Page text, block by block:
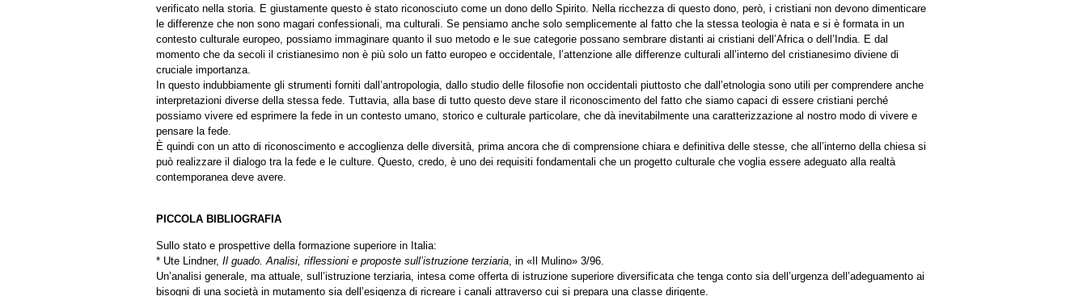
verificato nella storia. E giustamente questo è stato riconosciuto come un dono dello Spirito. Nella ricchezza di questo dono, però, i cristiani non devono dimenticare
le differenze che non sono magari confessionali, ma culturali. Se pensiamo anche solo semplicemente al fatto che la stessa teologia è nata e si è formata in un
contesto culturale europeo, possiamo immaginare quanto il suo metodo e le sue categorie possano sembrare distanti ai cristiani dell’Africa o dell’India. E dal
momento che da secoli il cristianesimo non è più solo un fatto europeo e occidentale, l’attenzione alle differenze culturali all’interno del cristianesimo diviene di
cruciale importanza.
In questo indubbiamente gli strumenti forniti dall’antropologia, dallo studio delle filosofie non occidentali piuttosto che dall’etnologia sono utili per comprendere anche
interpretazioni diverse della stessa fede. Tuttavia, alla base di tutto questo deve stare il riconoscimento del fatto che siamo capaci di essere cristiani perché
possiamo vivere ed esprimere la fede in un contesto umano, storico e culturale particolare, che dà inevitabilmente una caratterizzazione al nostro modo di vivere e
pensare la fede.
È quindi con un atto di riconoscimento e accoglienza delle diversità, prima ancora che di comprensione chiara e definitiva delle stesse, che all’interno della chiesa si
può realizzare il dialogo tra la fede e le culture. Questo, credo, è uno dei requisiti fondamentali che un progetto culturale che voglia essere adeguato alla realtà
contemporanea deve avere.
PICCOLA BIBLIOGRAFIA
Sullo stato e prospettive della formazione superiore in Italia:
* Ute Lindner, Il guado. Analisi, riflessioni e proposte sull’istruzione terziaria, in «Il Mulino» 3/96.
Un’analisi generale, ma attuale, sull’istruzione terziaria, intesa come offerta di istruzione superiore diversificata che tenga conto sia dell’urgenza dell’adeguamento ai
bisogni di una società in mutamento sia dell’esigenza di ricreare i canali attraverso cui si prepara una classe dirigente.